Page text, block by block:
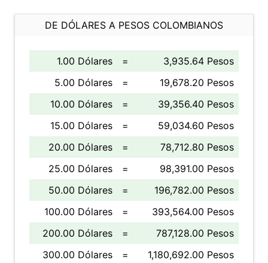
DE DÓLARES A PESOS COLOMBIANOS
1.00 Dólares =
3,935.64 Pesos
5.00 Dólares
=
19,678.20 Pesos
10.00 Dólares
=
39,356.40 Pesos
15.00 Dólares
=
59,034.60 Pesos
20.00 Dólares
=
78,712.80 Pesos
25.00 Dólares
=
98,391.00 Pesos
50.00 Dólares
=
196,782.00 Pesos
100.00 Dólares
=
393,564.00 Pesos
200.00 Dólares
=
787,128.00 Pesos
300.00 Dólares
=
1,180,692.00 Pesos